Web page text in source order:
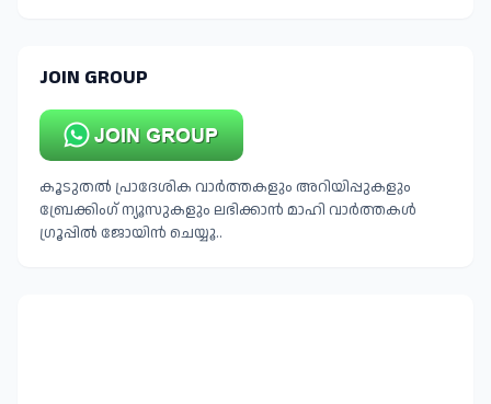
JOIN GROUP
കൂടുതൽ പ്രാദേശിക വാർത്തകളും അറിയിപ്പുകളും
ബ്രേക്കിംഗ് ന്യൂസുകളും ലഭിക്കാൻ മാഹി വാർത്തകൾ
ഗ്രൂപ്പിൽ ജോയിൻ ചെയ്യൂ..